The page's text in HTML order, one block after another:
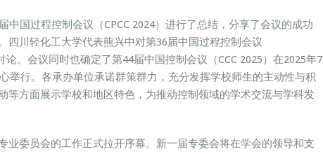
中国过程控制会议（CPCC 2024）进行了总结，分享了会议的成功
四川轻化工大学代表熊兴中对第36届中国过程控制会议
论。会议同时也确定了第44届中国控制会议（CCC 2025）在2025年7
举行。各承办单位承诺群策群力，充分发挥学校师生的主动性与积
等方面展示学校和地区特色，为推动控制领域的学术交流与学科发
业委员会的工作正式拉开序幕。新一届专委会将在学会的领导和支